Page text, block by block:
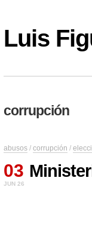
Luis
corrupción
abusos / corrupción /
03
JUN 26